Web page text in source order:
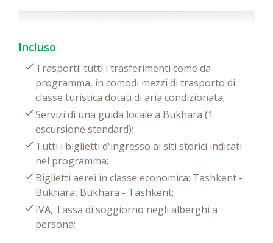
Incluso
Trasporti: tutti i trasferimenti come da
programma, in comodi mezzi di trasporto di
classe turistica dotati di aria condizionata;
Servizi di una guida locale a Bukhara (1
escursione standard);
Tutti i biglietti d'ingresso ai siti storici indicati
nel programma;
Biglietti aerei in classe economica: Tashkent -
Bukhara, Bukhara - Tashkent;
IVA, Tassa di soggiorno negli alberghi a
persona;